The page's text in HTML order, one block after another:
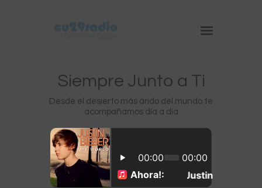
Siempre Junto a Ti
Desde el desierto más árido del mundo te
acompañamos día a día
Chuquicamata
Radomiro Tomic
Ministro Hales